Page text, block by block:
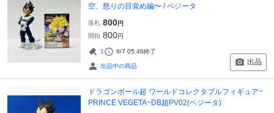
空、怒りの目覚め編〜 / ベジータ
落札 800円
開始 800円
1 8/7 05:46終了
出品中の商品 出品
ドラゴンボール超 ワールドコレクタブルフィギュア~
PRINCE VEGETA~DB超PV02(ベジータ)